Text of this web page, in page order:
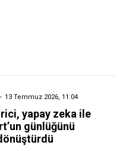
13 Temmuz 2026, 11:04
yapay zeka ile
günlüğünü